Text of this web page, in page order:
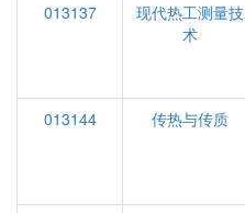
013137
现代热工测量技
术
013144
传热与传质